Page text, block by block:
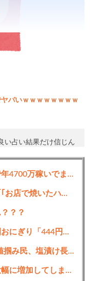
バいｗｗｗｗｗｗｗｗ
い占い結果だけ信じん
18, 2024 【衝撃】韓国人「自国礼賛動画で年4700万稼いでますwww」→海外の反応ch運営の秘密…
【画像】セブンイレブン､神商品｢｢お店で焼いたハンディピザ マルゲリータ/照り焼きチキン｣｣を発売
？？
【画像あり】ロピアのパワー全開おにぎり「444円」がコチラｗｗｗｗｗ
【悲報】わいNISAキオクシア高値掴み民、塩漬け長期戦を覚悟
【悲報】外国人受け入れ反対、大幅に増加してしまう。若い世代で多く、「日本社会には希望がない」人ほど反対に転じる